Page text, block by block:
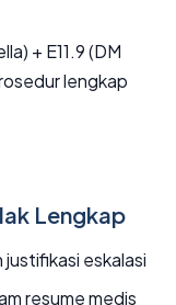
+ E11.9 (DM
lengkap
Lengkap
eskalasi
resume medis